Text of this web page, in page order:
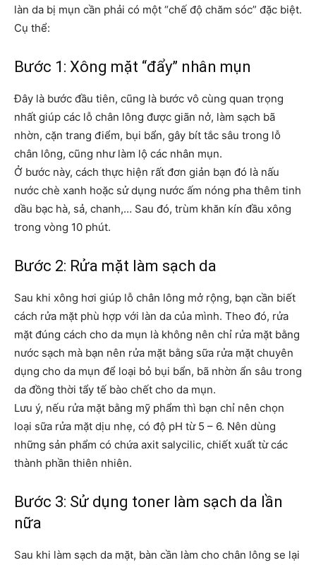
làn da bị mụn cần phải có một “chế độ chăm sóc” đặc biệt.
Cụ thể:
Bước 1: Xông mặt “đẩy” nhân mụn
Đây là bước đầu tiên, cũng là bước vô cùng quan trọng
nhất giúp các lỗ chân lông được giãn nở, làm sạch bã
nhờn, cặn trang điểm, bụi bẩn, gây bít tắc sâu trong lỗ
chân lông, cũng như làm lộ các nhân mụn.
Ở bước này, cách thực hiện rất đơn giản bạn đó là nấu
nước chè xanh hoặc sử dụng nước ấm nóng pha thêm tinh
dầu bạc hà, sả, chanh,… Sau đó, trùm khăn kín đầu xông
trong vòng 10 phút.
Bước 2: Rửa mặt làm sạch da
Sau khi xông hơi giúp lỗ chân lông mở rộng, bạn cần biết
cách rửa mặt phù hợp với làn da của mình. Theo đó, rửa
mặt đúng cách cho da mụn là không nên chỉ rửa mặt bằng
nước sạch mà bạn nên rửa mặt bằng sữa rửa mặt chuyên
dụng cho da mụn để loại bỏ bụi bẩn, bã nhờn ẩn sâu trong
da đồng thời tẩy tế bào chết cho da mụn.
Lưu ý, nếu rửa mặt bằng mỹ phẩm thì bạn chỉ nên chọn
loại sữa rửa mặt dịu nhẹ, có độ pH từ 5 – 6. Nên dùng
những sản phẩm có chứa axit salycilic, chiết xuất từ các
thành phần thiên nhiên.
Bước 3: Sử dụng toner làm sạch da lần
nữa
Sau khi làm sạch da mặt, bàn cần làm cho chân lông se lại